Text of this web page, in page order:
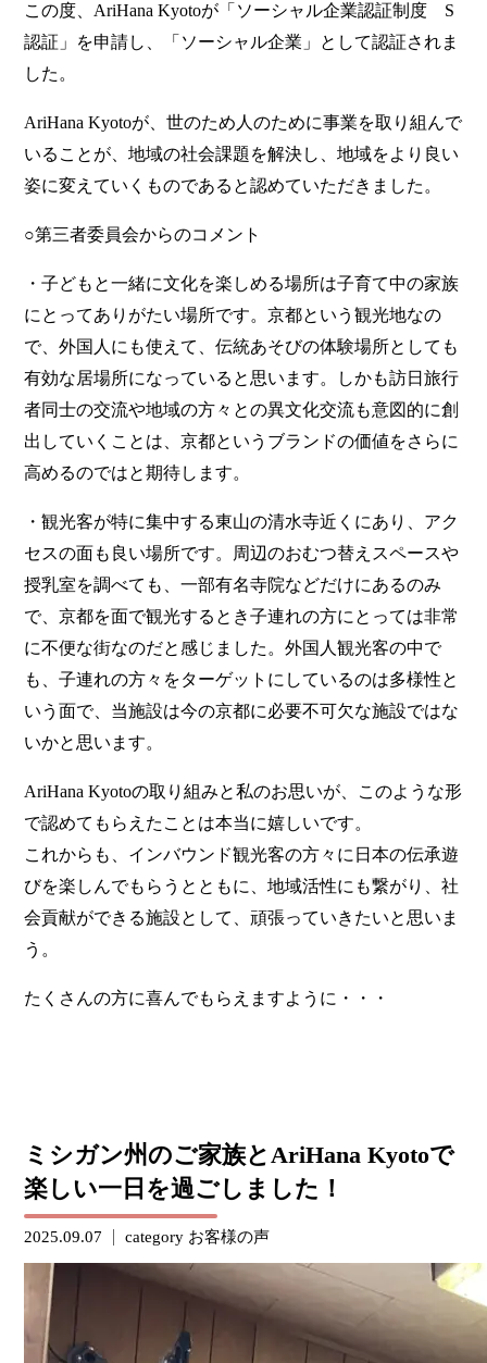
この度、AriHana Kyotoが「ソーシャル企業認証制度 S
認証」を申請し、「ソーシャル企業」として認証されま
した。
AriHana Kyotoが、世のため人のために事業を取り組んで
いることが、地域の社会課題を解決し、地域をより良い
姿に変えていくものであると認めていただきました。
○第三者委員会からのコメント
・子どもと一緒に文化を楽しめる場所は子育て中の家族
にとってありがたい場所です。京都という観光地なの
で、外国人にも使えて、伝統あそびの体験場所としても
有効な居場所になっていると思います。しかも訪日旅行
者同士の交流や地域の方々との異文化交流も意図的に創
出していくことは、京都というブランドの価値をさらに
高めるのではと期待します。
・観光客が特に集中する東山の清水寺近くにあり、アク
セスの面も良い場所です。周辺のおむつ替えスペースや
授乳室を調べても、一部有名寺院などだけにあるのみ
で、京都を面で観光するとき子連れの方にとっては非常
に不便な街なのだと感じました。外国人観光客の中で
も、子連れの方々をターゲットにしているのは多様性と
いう面で、当施設は今の京都に必要不可欠な施設ではな
いかと思います。
AriHana Kyotoの取り組みと私のお思いが、このような形
で認めてもらえたことは本当に嬉しいです。
これからも、インバウンド観光客の方々に日本の伝承遊
びを楽しんでもらうとともに、地域活性にも繋がり、社
会貢献ができる施設として、頑張っていきたいと思いま
う。
たくさんの方に喜んでもらえますように・・・
ミシガン州のご家族とAriHana Kyotoで
楽しい一日を過ごしました！
2025.09.07 category お客様の声